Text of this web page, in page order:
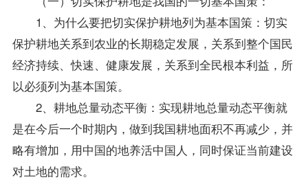
1、为什么要把切实保护耕地列为基本国策：切实
保护耕地关系到农业的长期稳定发展，关系到整个国民
经济持续、快速、健康发展，关系到全民根本利益，所
以必须列为基本国策。
2、耕地总量动态平衡：实现耕地总量动态平衡就
是在今后一个时期内，做到我国耕地面积不再减少，并
略有增加，用中国的地养活中国人，同时保证当前建设
对土地的需求。